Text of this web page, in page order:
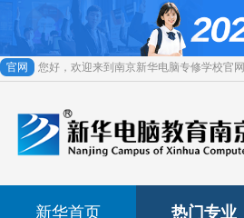
官网 您好，欢迎来到南京新华电脑专修学校官网
新华首页 热门专业